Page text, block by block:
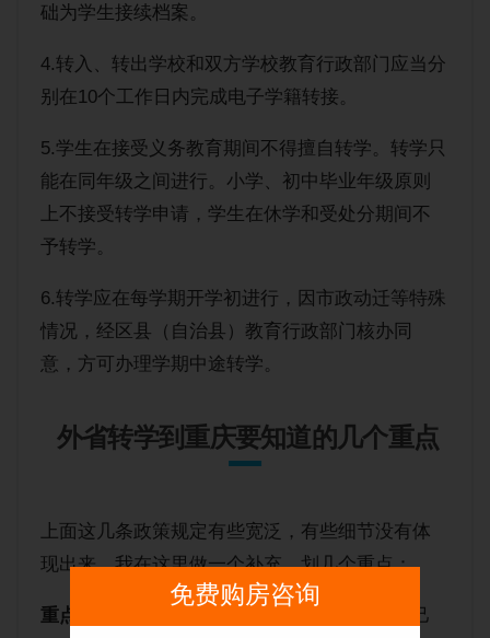
础为学生接续档案。
4.转入、转出学校和双方学校教育行政部门应当分
别在10个工作日内完成电子学籍转接。
5.学生在接受义务教育期间不得擅自转学。转学只
能在同年级之间进行。小学、初中毕业年级原则
上不接受转学申请，学生在休学和受处分期间不
予转学。
6.转学应在每学期开学初进行，因市政动迁等特殊
情况，经区县（自治县）教育行政部门核办同
意，方可办理学期中途转学。
外省转学到重庆要知道的几个重点
上面这几条政策规定有些宽泛，有些细节没有体
现出来，我在这里做一个补充、划几个重点：
重点一 ：如果是因为在重庆买了房，并且把自己
免费购房咨询